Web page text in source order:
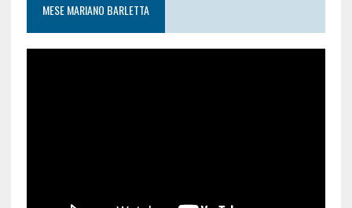
MESE MARIANO BARLETTA